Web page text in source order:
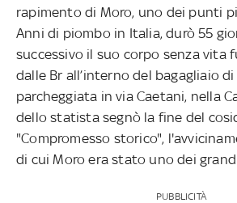
rapimento di Moro, uno dei punti
Anni di piombo in Italia, durò 55
successivo il suo corpo senza vita
dalle Br all’interno del bagagliaio di
parcheggiata in via Caetani, nella
dello statista segnò la fine del
"Compromesso storico",
di cui Moro era stato uno dei
PUBBLICITÀ